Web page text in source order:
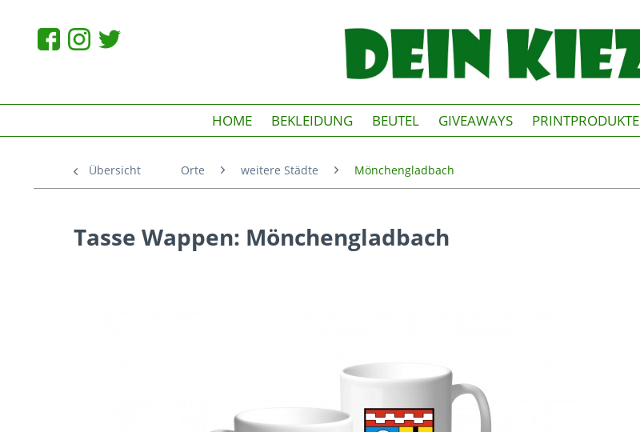
HOME BEKLEIDUNG BEUTEL GIVEAWAYS PRINTPRODUKTE
Übersicht Orte weitere Städte Mönchengladbach
Tasse Wappen: Mönchengladbach